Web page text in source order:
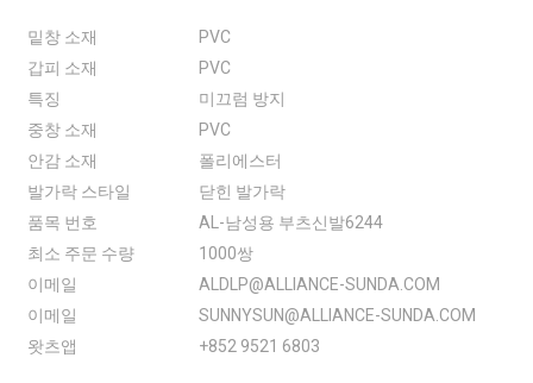
밑창 소재
PVC
갑피 소재
PVC
특징
미끄럼 방지
중창 소재
PVC
안감 소재
폴리에스터
발가락 스타일
닫힌 발가락
품목 번호
AL-남성용 부츠신발6244
최소 주문 수량
1000쌍
이메일
ALDLP@ALLIANCE-SUNDA.COM
이메일
SUNNYSUN@ALLIANCE-SUNDA.COM
왓츠앱
+852 9521 6803